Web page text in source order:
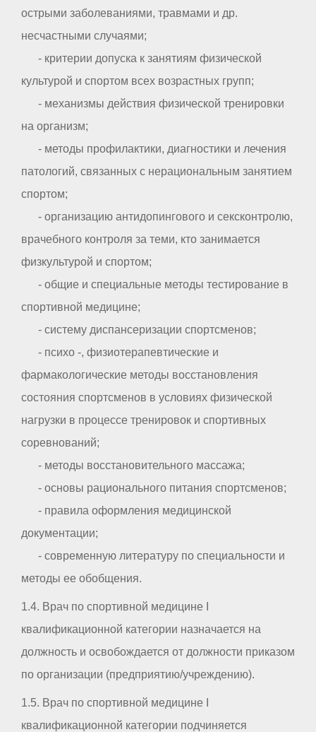
острыми заболеваниями, травмами и др.
несчастными случаями;
- критерии допуска к занятиям физической
культурой и спортом всех возрастных групп;
- механизмы действия физической тренировки
на организм;
- методы профилактики, диагностики и лечения
патологий, связанных с нерациональным занятием
спортом;
- организацию антидопингового и сексконтролю,
врачебного контроля за теми, кто занимается
физкультурой и спортом;
- общие и специальные методы тестирование в
спортивной медицине;
- систему диспансеризации спортсменов;
- психо -, физиотерапевтические и
фармакологические методы восстановления
состояния спортсменов в условиях физической
нагрузки в процессе тренировок и спортивных
соревнований;
- методы восстановительного массажа;
- основы рационального питания спортсменов;
- правила оформления медицинской
документации;
- современную литературу по специальности и
методы ее обобщения.
1.4. Врач по спортивной медицине I
квалификационной категории назначается на
должность и освобождается от должности приказом
по организации (предприятию/учреждению).
1.5. Врач по спортивной медицине I
квалификационной категории подчиняется